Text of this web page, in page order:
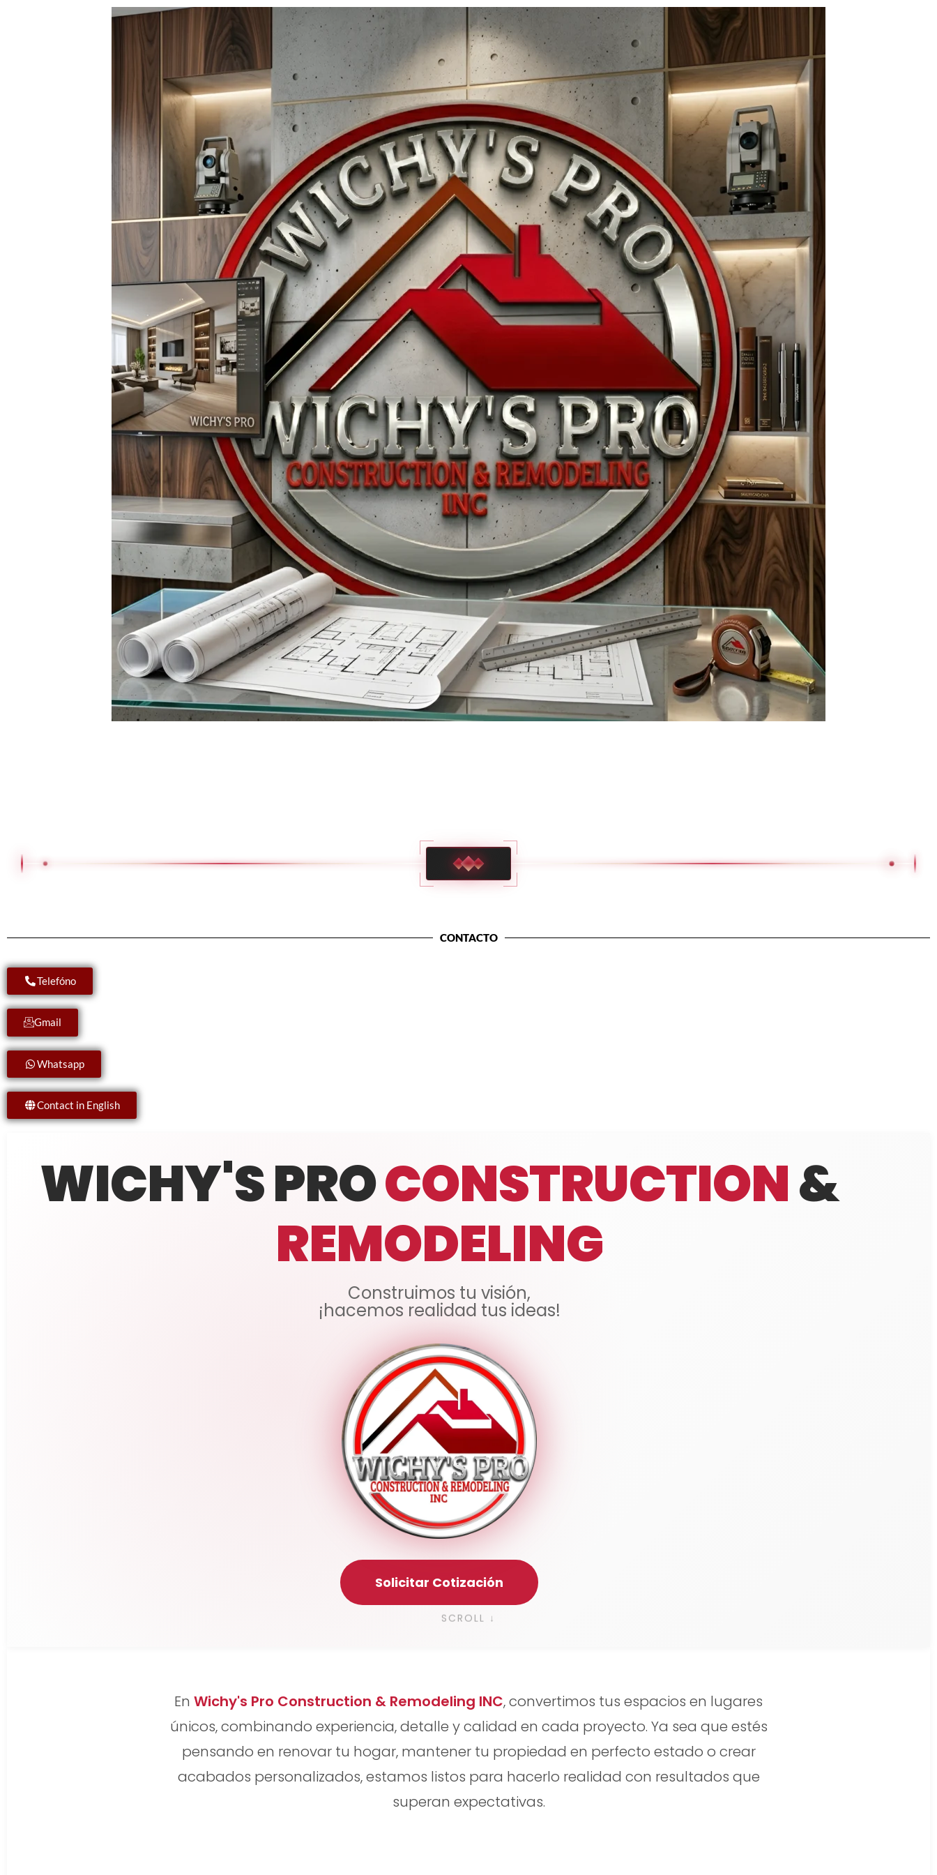
CONTACTO
Telefóno
Gmail
Whatsapp
Contact in English
WICHY'S PROCONSTRUCTION&
REMODELING
Construimos tu visión,
¡hacemos realidad tus ideas!
Solicitar Cotización
SCROLL ↓
En Wichy's Pro Construction & Remodeling INC, convertimos tus espacios en lugares
únicos, combinando experiencia, detalle y calidad en cada proyecto. Ya sea que estés
pensando en renovar tu hogar, mantener tu propiedad en perfecto estado o crear
acabados personalizados, estamos listos para hacerlo realidad con resultados que
superan expectativas.